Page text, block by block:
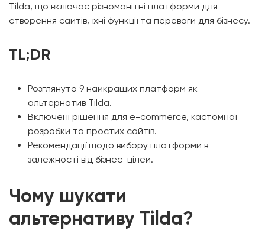
Tilda, що включає різноманітні платформи для
створення сайтів, їхні функції та переваги для бізнесу.
TL;DR
Розглянуто 9 найкращих платформ як
альтернатив Tilda.
Включені рішення для e-commerce, кастомної
розробки та простих сайтів.
Рекомендації щодо вибору платформи в
залежності від бізнес-цілей.
Чому шукати
альтернативу Tilda?